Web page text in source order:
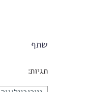
שתף
תגיות: